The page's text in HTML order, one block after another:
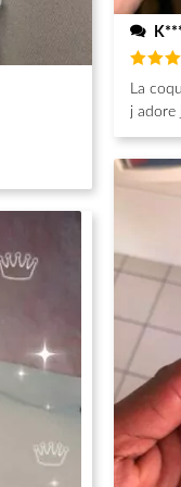
Note
sur 5
La
j adore